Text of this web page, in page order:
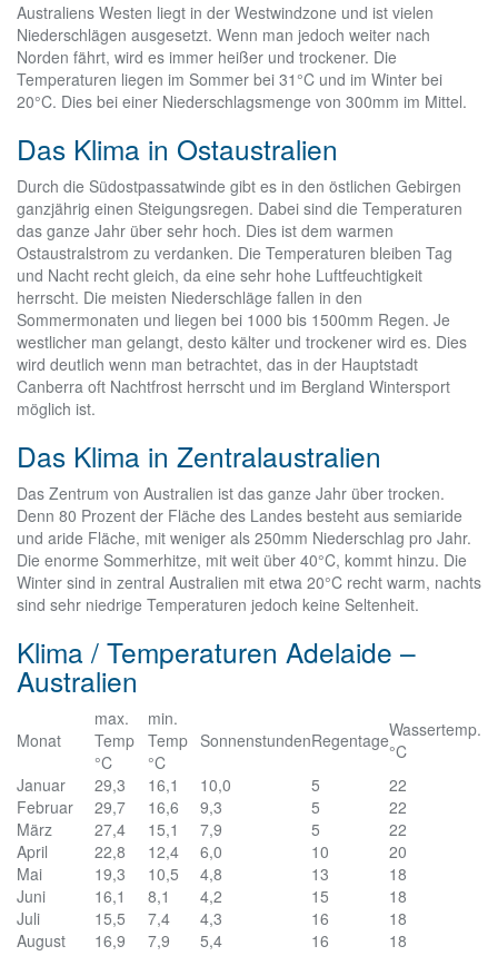
Australiens Westen liegt in der Westwindzone und ist vielen
Niederschlägen ausgesetzt. Wenn man jedoch weiter nach
Norden fährt, wird es immer heißer und trockener. Die
Temperaturen liegen im Sommer bei 31°C und im Winter bei
20°C. Dies bei einer Niederschlagsmenge von 300mm im Mittel.
Das Klima in Ostaustralien
Durch die Südostpassatwinde gibt es in den östlichen Gebirgen
ganzjährig einen Steigungsregen. Dabei sind die Temperaturen
das ganze Jahr über sehr hoch. Dies ist dem warmen
Ostaustralstrom zu verdanken. Die Temperaturen bleiben Tag
und Nacht recht gleich, da eine sehr hohe Luftfeuchtigkeit
herrscht. Die meisten Niederschläge fallen in den
Sommermonaten und liegen bei 1000 bis 1500mm Regen. Je
westlicher man gelangt, desto kälter und trockener wird es. Dies
wird deutlich wenn man betrachtet, das in der Hauptstadt
Canberra oft Nachtfrost herrscht und im Bergland Wintersport
möglich ist.
Das Klima in Zentralaustralien
Das Zentrum von Australien ist das ganze Jahr über trocken.
Denn 80 Prozent der Fläche des Landes besteht aus semiaride
und aride Fläche, mit weniger als 250mm Niederschlag pro Jahr.
Die enorme Sommerhitze, mit weit über 40°C, kommt hinzu. Die
Winter sind in zentral Australien mit etwa 20°C recht warm, nachts
sind sehr niedrige Temperaturen jedoch keine Seltenheit.
Klima / Temperaturen Adelaide –
Australien
Monat
max.
Temp
°C
min.
Temp
°C
SonnenstundenRegentageWassertemp.
°C
Januar
29,3 16,1 10,0 5
22
Februar
29,7 16,6 9,3 5
22
März
27,4 15,1 7,9 5
22
April
22,8 12,4 6,0 10
20
Mai
19,3 10,5 4,8 13
18
Juni
16,1 8,1 4,2 15
18
Juli
15,5 7,4 4,3 16
18
August
16,9 7,9 5,4 16
18